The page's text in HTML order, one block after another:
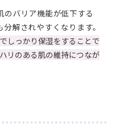
バリア機能が低下する
解されやすくなります。
しっかり保湿をすることで
リのある肌の維持につなが